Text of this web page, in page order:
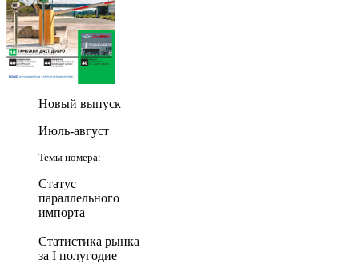
Новый выпуск
Июль-август
Темы номера:
Статус
параллельного
импорта
Статистика рынка
за I полугодие